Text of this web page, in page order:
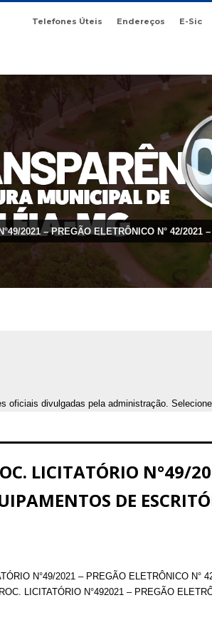
Telefones Úteis Endereços E-Sic
2021 – PREGÃO ELETRÔNICO N° 42/
oficiais divulgadas pela administração.
LICITATÓRIO N°49/
DE
N°49/2021 – PREGÃO ELETRÔNICO
LICITATÓRIO N°492021 – PREGÃO